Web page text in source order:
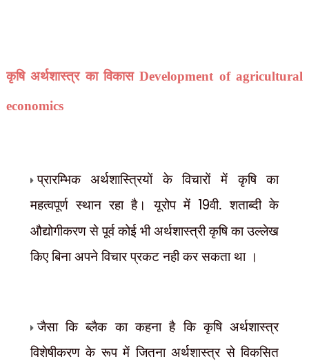
कृषि अर्थशास्त्र का विकास Development of agricultural
economics
प्रारम्भिक अर्थशास्त्रियों के विचारों में कृषि का
महत्वपूर्ण स्थान रहा है। यूरोप में 19वी. शताब्दी के
औद्योगीकरण से पूर्व कोई भी अर्थशास्त्री कृषि का उल्लेख
किए बिना अपने विचार प्रकट नही कर सकता था ।
जैसा कि ब्लैक का कहना है कि कृषि अर्थशास्त्र
विशेषीकरण के रूप में जितना अर्थशास्त्र से विकसित